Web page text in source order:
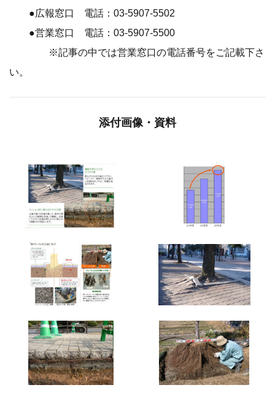
●広報窓口 電話：03-5907-5502
●営業窓口 電話：03-5907-5500
※記事の中では営業窓口の電話番号をご記載下さ
い。
添付画像・資料